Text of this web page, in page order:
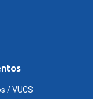
/ VUCS